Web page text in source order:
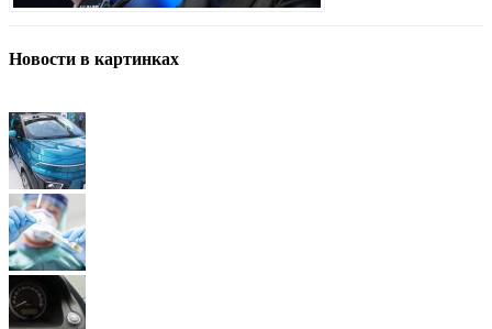
Новости в картинках